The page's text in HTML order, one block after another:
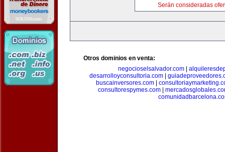
Serán consideradas
Otros dominios en venta:
negocioselsalvador.com|
desarrolloyconsultoria.com
buscainversores.com|
consultorespymes.com